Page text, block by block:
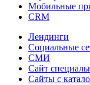
Мобильные
CRM
Лендинги
Социальные
СМИ
Сайт
Сайты с